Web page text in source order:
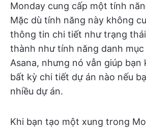
Monday cung cấp một tính
Mặc dù tính năng này không
thông tin chi tiết như trạng
thành như tính năng danh
Asana, nhưng nó vẫn giúp bạn
bất kỳ chi tiết dự án nào nếu
nhiều dự án.
Khi bạn tạo một xung trong